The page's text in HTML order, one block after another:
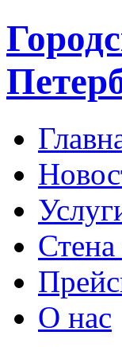
Стена
О нас